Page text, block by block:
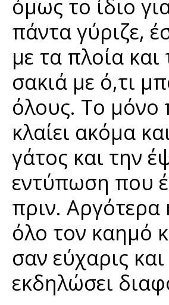
όμως το ίδιο
πάντα γύριζε,
με τα πλοία
σακιά με ό,τι
όλους. Το μόνο
κλαίει ακόμα
γάτος και την
εντύπωση που
πριν.
όλο τον καημό
σαν εύχαρις
εκδηλώσει